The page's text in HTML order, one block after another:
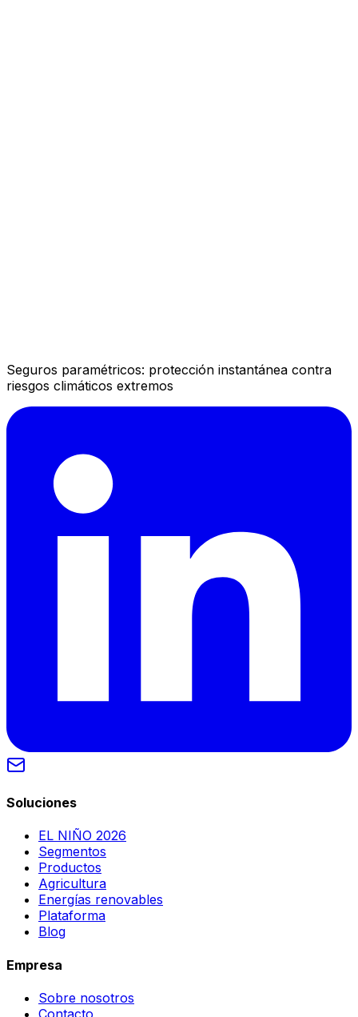
Seguros paramétricos: protección instantánea contra
riesgos climáticos extremos
Soluciones
EL NIÑO 2026
Segmentos
Productos
Agricultura
Energías renovables
Plataforma
Blog
Empresa
Sobre nosotros
Contacto